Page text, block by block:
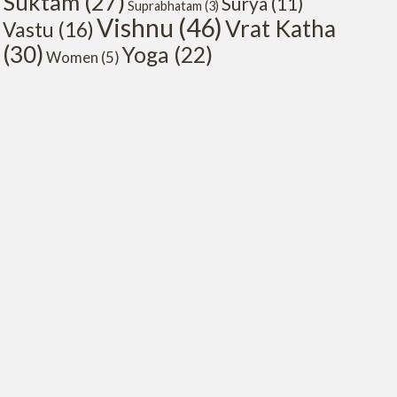
Suprabhatam (3)
Vastu (16)Vishnu (46)Vrat Katha
(30)Women (5)Yoga (22)